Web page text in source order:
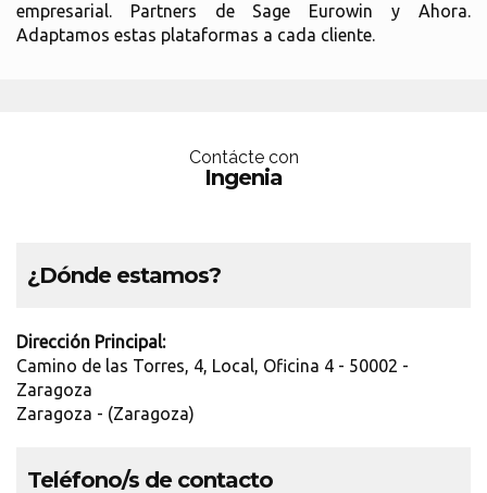
empresarial. Partners de Sage Eurowin y Ahora.
Adaptamos estas plataformas a cada cliente.
Contácte con
Ingenia
¿Dónde estamos?
Dirección Principal:
Camino de las Torres, 4, Local, Oficina 4 - 50002 -
Zaragoza
Zaragoza - (Zaragoza)
Teléfono/s de contacto